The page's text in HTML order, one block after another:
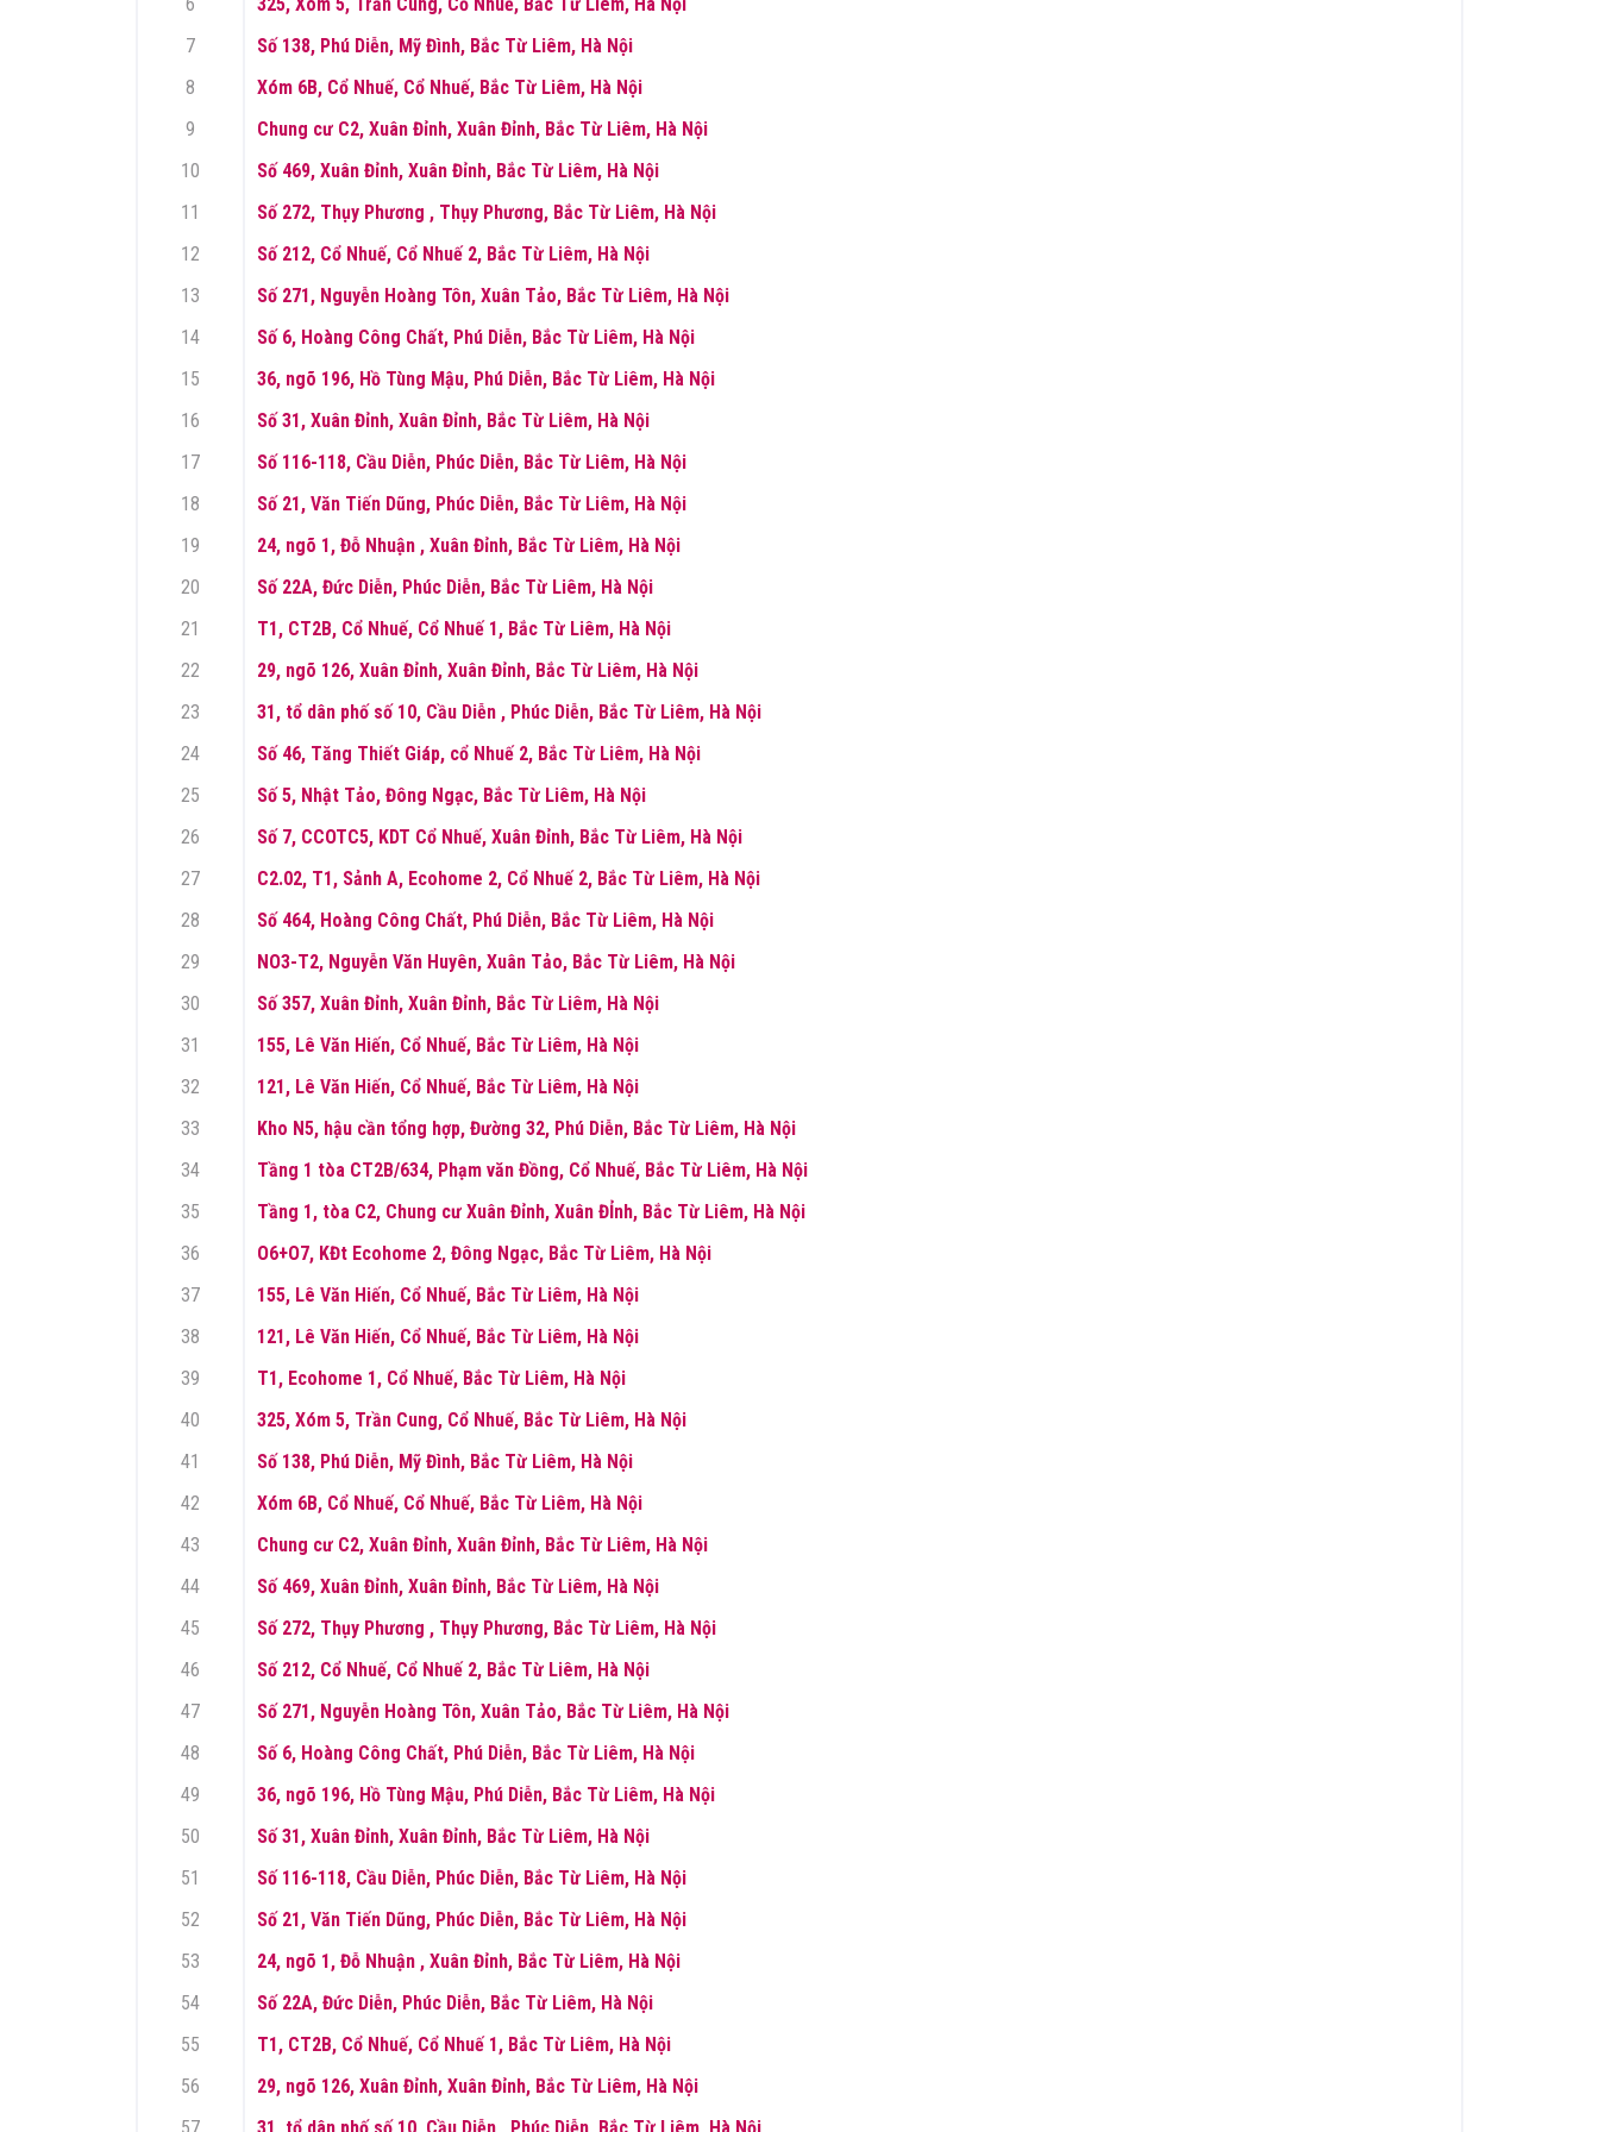
7
Số 138, Phú Diễn, Mỹ Đình, Bắc Từ Liêm, Hà Nội
8
Xóm 6B, Cổ Nhuế, Cổ Nhuế, Bắc Từ Liêm, Hà Nội
9
Chung cư C2, Xuân Đỉnh, Xuân Đỉnh, Bắc Từ Liêm, Hà Nội
10
Số 469, Xuân Đỉnh, Xuân Đỉnh, Bắc Từ Liêm, Hà Nội
11
Số 272, Thụy Phương , Thụy Phương, Bắc Từ Liêm, Hà Nội
12
Số 212, Cổ Nhuế, Cổ Nhuế 2, Bắc Từ Liêm, Hà Nội
13
Số 271, Nguyễn Hoàng Tôn, Xuân Tảo, Bắc Từ Liêm, Hà Nội
14
Số 6, Hoàng Công Chất, Phú Diễn, Bắc Từ Liêm, Hà Nội
15
36, ngõ 196, Hồ Tùng Mậu, Phú Diễn, Bắc Từ Liêm, Hà Nội
16
Số 31, Xuân Đỉnh, Xuân Đỉnh, Bắc Từ Liêm, Hà Nội
17
Số 116-118, Cầu Diễn, Phúc Diễn, Bắc Từ Liêm, Hà Nội
18
Số 21, Văn Tiến Dũng, Phúc Diễn, Bắc Từ Liêm, Hà Nội
19
24, ngõ 1, Đỗ Nhuận , Xuân Đỉnh, Bắc Từ Liêm, Hà Nội
20
Số 22A, Đức Diễn, Phúc Diễn, Bắc Từ Liêm, Hà Nội
21
T1, CT2B, Cổ Nhuế, Cổ Nhuế 1, Bắc Từ Liêm, Hà Nội
22
29, ngõ 126, Xuân Đỉnh, Xuân Đỉnh, Bắc Từ Liêm, Hà Nội
23
31, tổ dân phố số 10, Cầu Diễn , Phúc Diễn, Bắc Từ Liêm, Hà Nội
24
Số 46, Tăng Thiết Giáp, cổ Nhuế 2, Bắc Từ Liêm, Hà Nội
25
Số 5, Nhật Tảo, Đông Ngạc, Bắc Từ Liêm, Hà Nội
26
Số 7, CCOTC5, KDT Cổ Nhuế, Xuân Đỉnh, Bắc Từ Liêm, Hà Nội
27
C2.02, T1, Sảnh A, Ecohome 2, Cổ Nhuế 2, Bắc Từ Liêm, Hà Nội
28
Số 464, Hoàng Công Chất, Phú Diễn, Bắc Từ Liêm, Hà Nội
29
NO3-T2, Nguyễn Văn Huyên, Xuân Tảo, Bắc Từ Liêm, Hà Nội
30
Số 357, Xuân Đỉnh, Xuân Đỉnh, Bắc Từ Liêm, Hà Nội
31
155, Lê Văn Hiến, Cổ Nhuế, Bắc Từ Liêm, Hà Nội
32
121, Lê Văn Hiến, Cổ Nhuế, Bắc Từ Liêm, Hà Nội
33
Kho N5, hậu cần tổng hợp, Đường 32, Phú Diễn, Bắc Từ Liêm, Hà Nội
34
Tầng 1 tòa CT2B/634, Phạm văn Đồng, Cổ Nhuế, Bắc Từ Liêm, Hà Nội
35
Tầng 1, tòa C2, Chung cư Xuân Đỉnh, Xuân ĐỈnh, Bắc Từ Liêm, Hà Nội
36
O6+O7, KĐt Ecohome 2, Đông Ngạc, Bắc Từ Liêm, Hà Nội
37
155, Lê Văn Hiến, Cổ Nhuế, Bắc Từ Liêm, Hà Nội
38
121, Lê Văn Hiến, Cổ Nhuế, Bắc Từ Liêm, Hà Nội
39
T1, Ecohome 1, Cổ Nhuế, Bắc Từ Liêm, Hà Nội
40
325, Xóm 5, Trần Cung, Cổ Nhuế, Bắc Từ Liêm, Hà Nội
41
Số 138, Phú Diễn, Mỹ Đình, Bắc Từ Liêm, Hà Nội
42
Xóm 6B, Cổ Nhuế, Cổ Nhuế, Bắc Từ Liêm, Hà Nội
43
Chung cư C2, Xuân Đỉnh, Xuân Đỉnh, Bắc Từ Liêm, Hà Nội
44
Số 469, Xuân Đỉnh, Xuân Đỉnh, Bắc Từ Liêm, Hà Nội
45
Số 272, Thụy Phương , Thụy Phương, Bắc Từ Liêm, Hà Nội
46
Số 212, Cổ Nhuế, Cổ Nhuế 2, Bắc Từ Liêm, Hà Nội
47
Số 271, Nguyễn Hoàng Tôn, Xuân Tảo, Bắc Từ Liêm, Hà Nội
48
Số 6, Hoàng Công Chất, Phú Diễn, Bắc Từ Liêm, Hà Nội
49
36, ngõ 196, Hồ Tùng Mậu, Phú Diễn, Bắc Từ Liêm, Hà Nội
50
Số 31, Xuân Đỉnh, Xuân Đỉnh, Bắc Từ Liêm, Hà Nội
51
Số 116-118, Cầu Diễn, Phúc Diễn, Bắc Từ Liêm, Hà Nội
52
Số 21, Văn Tiến Dũng, Phúc Diễn, Bắc Từ Liêm, Hà Nội
53
24, ngõ 1, Đỗ Nhuận , Xuân Đỉnh, Bắc Từ Liêm, Hà Nội
54
Số 22A, Đức Diễn, Phúc Diễn, Bắc Từ Liêm, Hà Nội
55
T1, CT2B, Cổ Nhuế, Cổ Nhuế 1, Bắc Từ Liêm, Hà Nội
56
29, ngõ 126, Xuân Đỉnh, Xuân Đỉnh, Bắc Từ Liêm, Hà Nội